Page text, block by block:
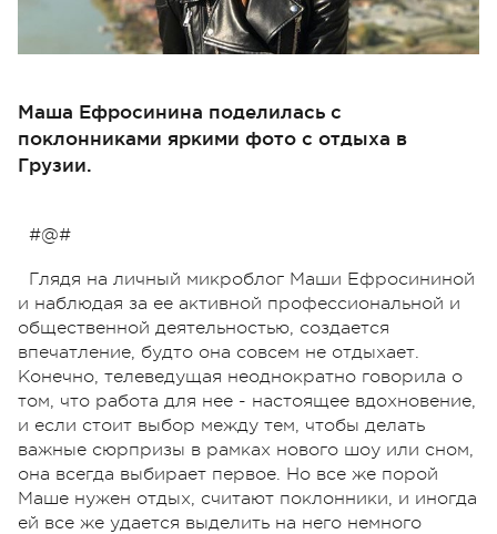
Маша Ефросинина поделилась с
поклонниками яркими фото с отдыха в
Грузии.
#@#
Глядя на личный микроблог Маши Ефросининой
и наблюдая за ее активной профессиональной и
общественной деятельностью, создается
впечатление, будто она совсем не отдыхает.
Конечно, телеведущая неоднократно говорила о
том, что работа для нее - настоящее вдохновение,
и если стоит выбор между тем, чтобы делать
важные сюрпризы в рамках нового шоу или сном,
она всегда выбирает первое. Но все же порой
Маше нужен отдых, считают поклонники, и иногда
ей все же удается выделить на него немного